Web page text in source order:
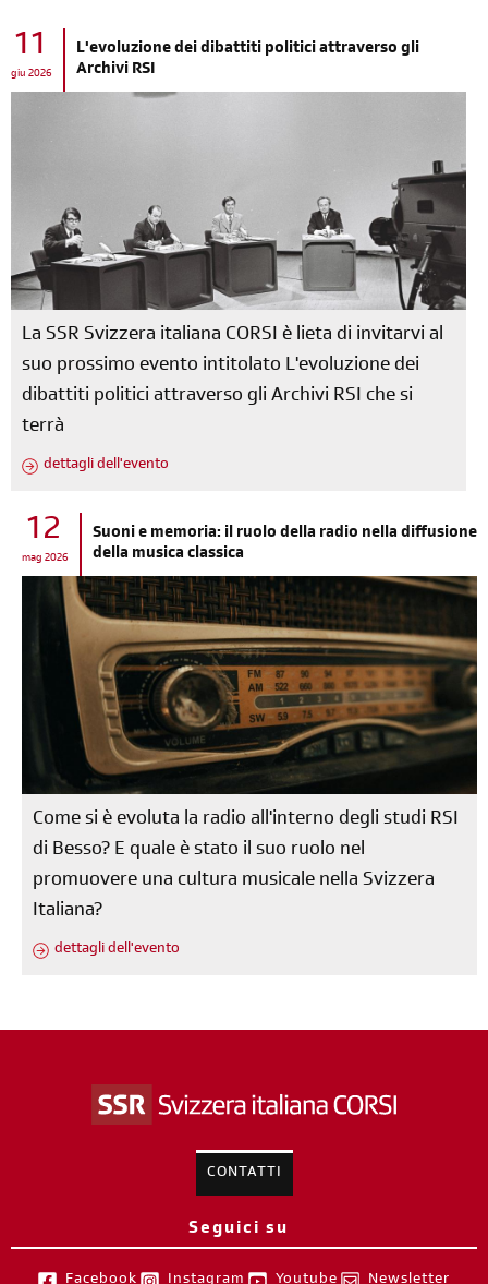
11
giu 2026
L'evoluzione dei dibattiti politici attraverso gli
Archivi RSI
La SSR Svizzera italiana CORSI è lieta di invitarvi al
suo prossimo evento intitolato L'evoluzione dei
dibattiti politici attraverso gli Archivi RSI che si
terrà
dettagli dell'evento
12
mag 2026
Suoni e memoria: il ruolo della radio nella diffusione
della musica classica
Come si è evoluta la radio all'interno degli studi RSI
di Besso? E quale è stato il suo ruolo nel
promuovere una cultura musicale nella Svizzera
Italiana?
dettagli dell'evento
CONTATTI
Seguici su
Facebook Instagram Youtube Newsletter